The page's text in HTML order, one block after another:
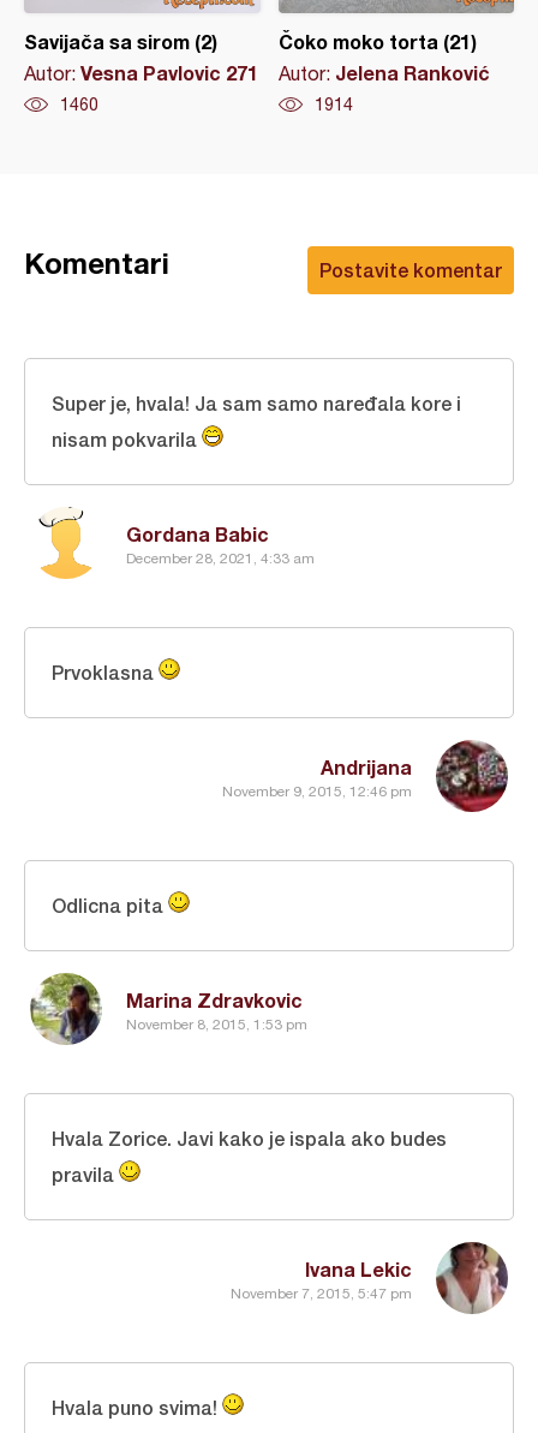
Savijača sa sirom (2)
Autor: Vesna Pavlovic 271
1460
Čoko moko torta (21)
Autor: Jelena Ranković
1914
Postavite komentar
Komentari
Gordana Babic
December 28, 2021, 4:33 am
Super je, hvala! Ja sam samo naređala kore i
nisam pokvarila
Andrijana
November 9, 2015, 12:46 pm
Prvoklasna
Marina Zdravkovic
November 8, 2015, 1:53 pm
Odlicna pita
Ivana Lekic
November 7, 2015, 5:47 pm
Hvala Zorice. Javi kako je ispala ako budes
pravila
Hvala puno svima!